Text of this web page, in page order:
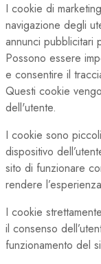
I cookie di
navigazione degli
annunci pubblicitari
Possono essere
e consentire il
Questi cookie
dell'utente.
I cookie sono
dispositivo
sito di funzionare
rendere
I cookie
il consenso
funzionamento del